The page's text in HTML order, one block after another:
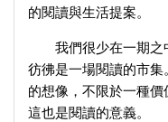
的閱讀與生活提案。
我們很少在一期之
彷彿是一場閱讀的市
的想像，不限於一種
這也是閱讀的意義。